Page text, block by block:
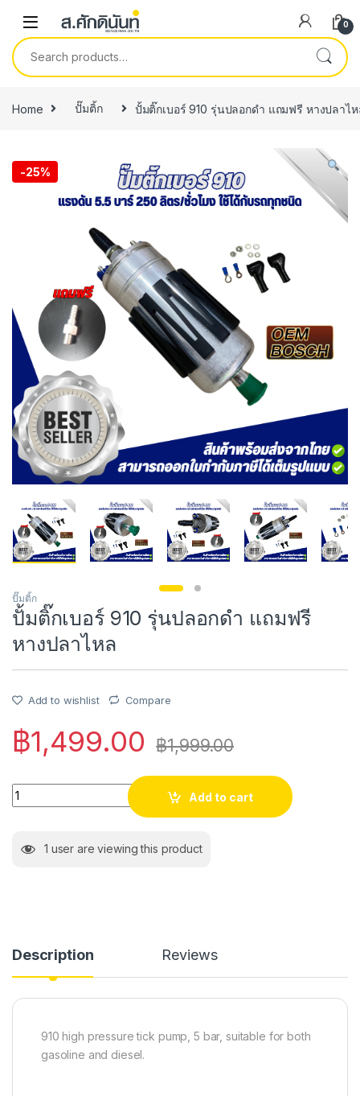
0
Search for:
Home ปั๊มติ้ก ปั้มติ๊กเบอร์ 910 รุ่นปลอกดำ แถมฟรี หางปลาไ
-25%
ปั๊มติ้ก
ปั้มติ๊กเบอร์ 910 รุ่นปลอกดำ แถมฟรี
หางปลาไหล
Add to wishlist Compare
฿1,499.00 ฿1,999.00
Quantity
Add to cart
1 user are viewing this product
Description Reviews
910 high pressure tick pump, 5 bar, suitable for both
gasoline and diesel.